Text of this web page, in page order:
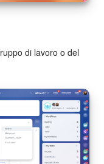
di lavoro o del